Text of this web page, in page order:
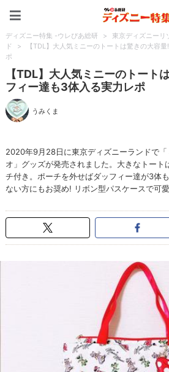
ディズニー特集 -ウレぴあ総研 > 東京ディズニーリ
ド
>
【TDL】大人気ミニーのトートは驚きの大容
ポ
【TDL】大人気ミニーのトート
フィー達も3体入る実力レポ
うみくま
2020年9月28日に東京ディズニーランドで
オ」グッズが発売されました。大きなトート
チ付き。ポーチを外せばダッフィー達が3体
ない方にもお奨め! リボン型パスケースで可